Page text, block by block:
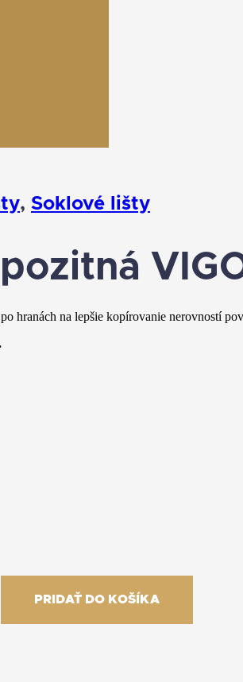
, Soklové lišty
hranách na lepšie kopírovanie nerovností
PRIDAŤ DO KOŠÍKA